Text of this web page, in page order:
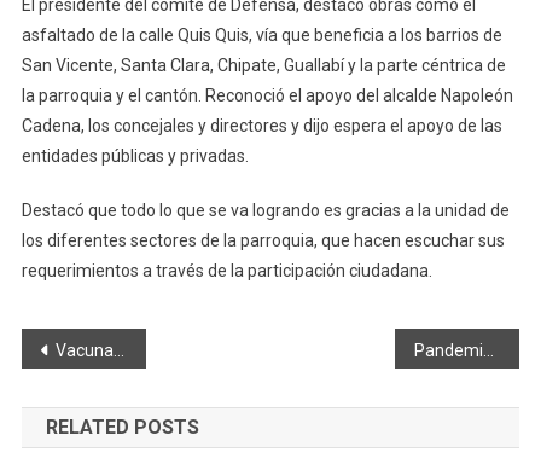
El presidente del comité de Defensa, destacó obras como el
asfaltado de la calle Quis Quis, vía que beneficia a los barrios de
San Vicente, Santa Clara, Chipate, Guallabí y la parte céntrica de
la parroquia y el cantón. Reconoció el apoyo del alcalde Napoleón
Cadena, los concejales y directores y dijo espera el apoyo de las
entidades públicas y privadas.
Destacó que todo lo que se va logrando es gracias a la unidad de
los diferentes sectores de la parroquia, que hacen escuchar sus
requerimientos a través de la participación ciudadana.
Navegación
de
entradas
Vacunación Covid 19: Guano debe inmunizar a 38 647 ciudadanos Pandemia. 8 de cada 10 hogares con niños en Ecuador cuentan con menos ingresos
RELATED POSTS